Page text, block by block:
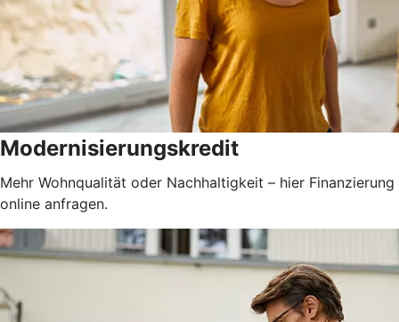
Modernisierungskredit
Mehr Wohnqualität oder Nachhaltigkeit – hier Finanzierung
online anfragen.